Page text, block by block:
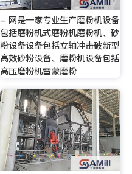
- 网是一家专业生产磨粉机设备
包括磨粉机式磨粉机磨粉机、砂
粉设备设备包括立轴冲击破新型
高效砂粉设备、磨粉机设备包括
高压磨粉机雷蒙磨粉